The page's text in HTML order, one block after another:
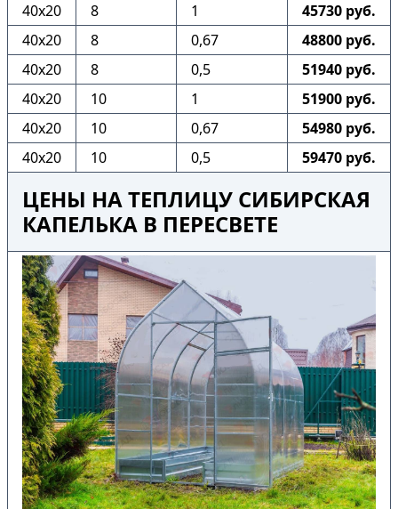
40х20
8 1
45730 руб.
40х20
8 0,67
48800 руб.
40х20
8 0,5
51940 руб.
40х20
10 1
51900 руб.
40х20
10 0,67
54980 руб.
40х20
10 0,5 59470 руб.
ЦЕНЫ НА ТЕПЛИЦУ СИБИРСКАЯ
КАПЕЛЬКА В ПЕРЕСВЕТЕ